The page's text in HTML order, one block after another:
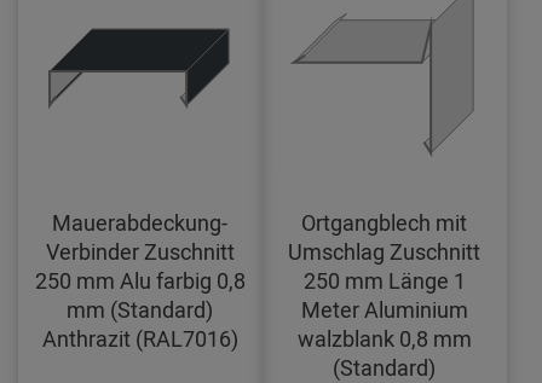
Mauerabdeckung-
Verbinder Zuschnitt
250 mm Alu farbig 0,8
mm (Standard)
Anthrazit (RAL7016)
Ortgangblech mit
Umschlag Zuschnitt
250 mm Länge 1
Meter Aluminium
walzblank 0,8 mm
(Standard)